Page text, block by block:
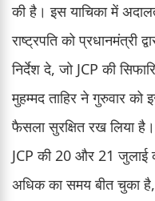
की है। इस याचिका में
राष्ट्रपति को प्रधानमंत्री
निर्देश दे, जो JCP की
मुहम्मद ताहिर ने गुरुवार
फैसला सुरक्षित रख लिया
JCP की 20 और 21 जुलाई
अधिक का समय बीत चुका